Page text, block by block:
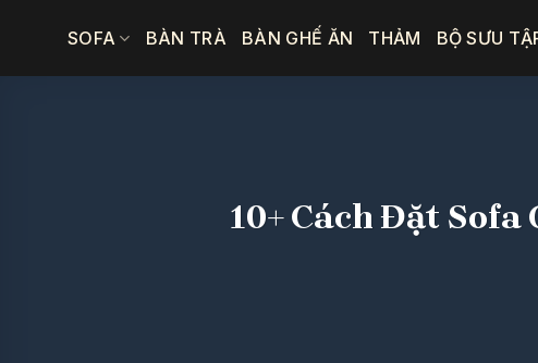
SOFA BÀN TRÀ BÀN GHẾ ĂN THẢM BỘ SƯU
10+ Cách Đặt